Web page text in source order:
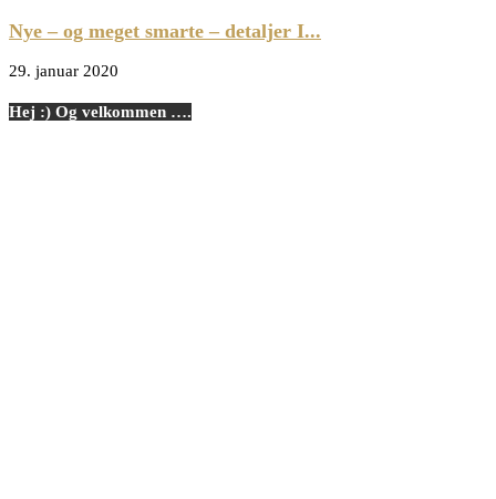
Nye – og meget smarte – detaljer I...
29. januar 2020
Hej :) Og velkommen ….